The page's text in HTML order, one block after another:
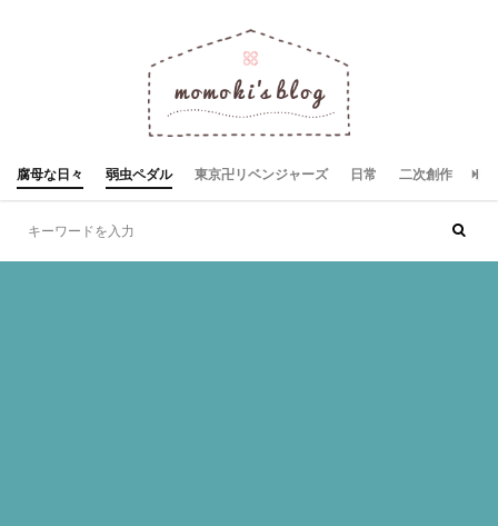
腐母な日々 弱虫ペダル 東京卍リベンジャーズ 日常 二次創作 お